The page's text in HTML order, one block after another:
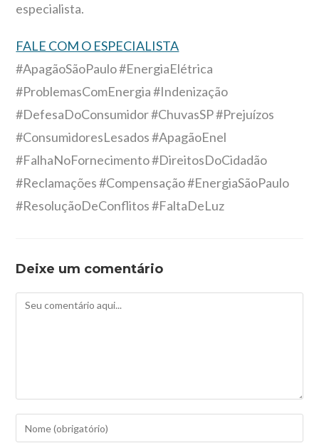
especialista.
FALE COM O ESPECIALISTA
#ApagãoSãoPaulo #EnergiaElétrica
#ProblemasComEnergia #Indenização
#DefesaDoConsumidor #ChuvasSP #Prejuízos
#ConsumidoresLesados #ApagãoEnel
#FalhaNoFornecimento #DireitosDoCidadão
#Reclamações #Compensação #EnergiaSãoPaulo
#ResoluçãoDeConflitos #FaltaDeLuz
Deixe um comentário